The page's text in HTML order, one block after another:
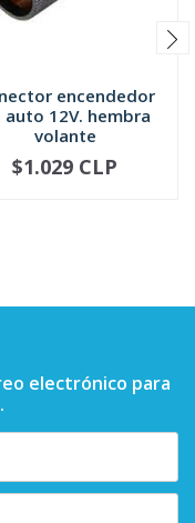
encendedor
auto 12V. hembra
volante
+
$1.029 CLP
electrónico para